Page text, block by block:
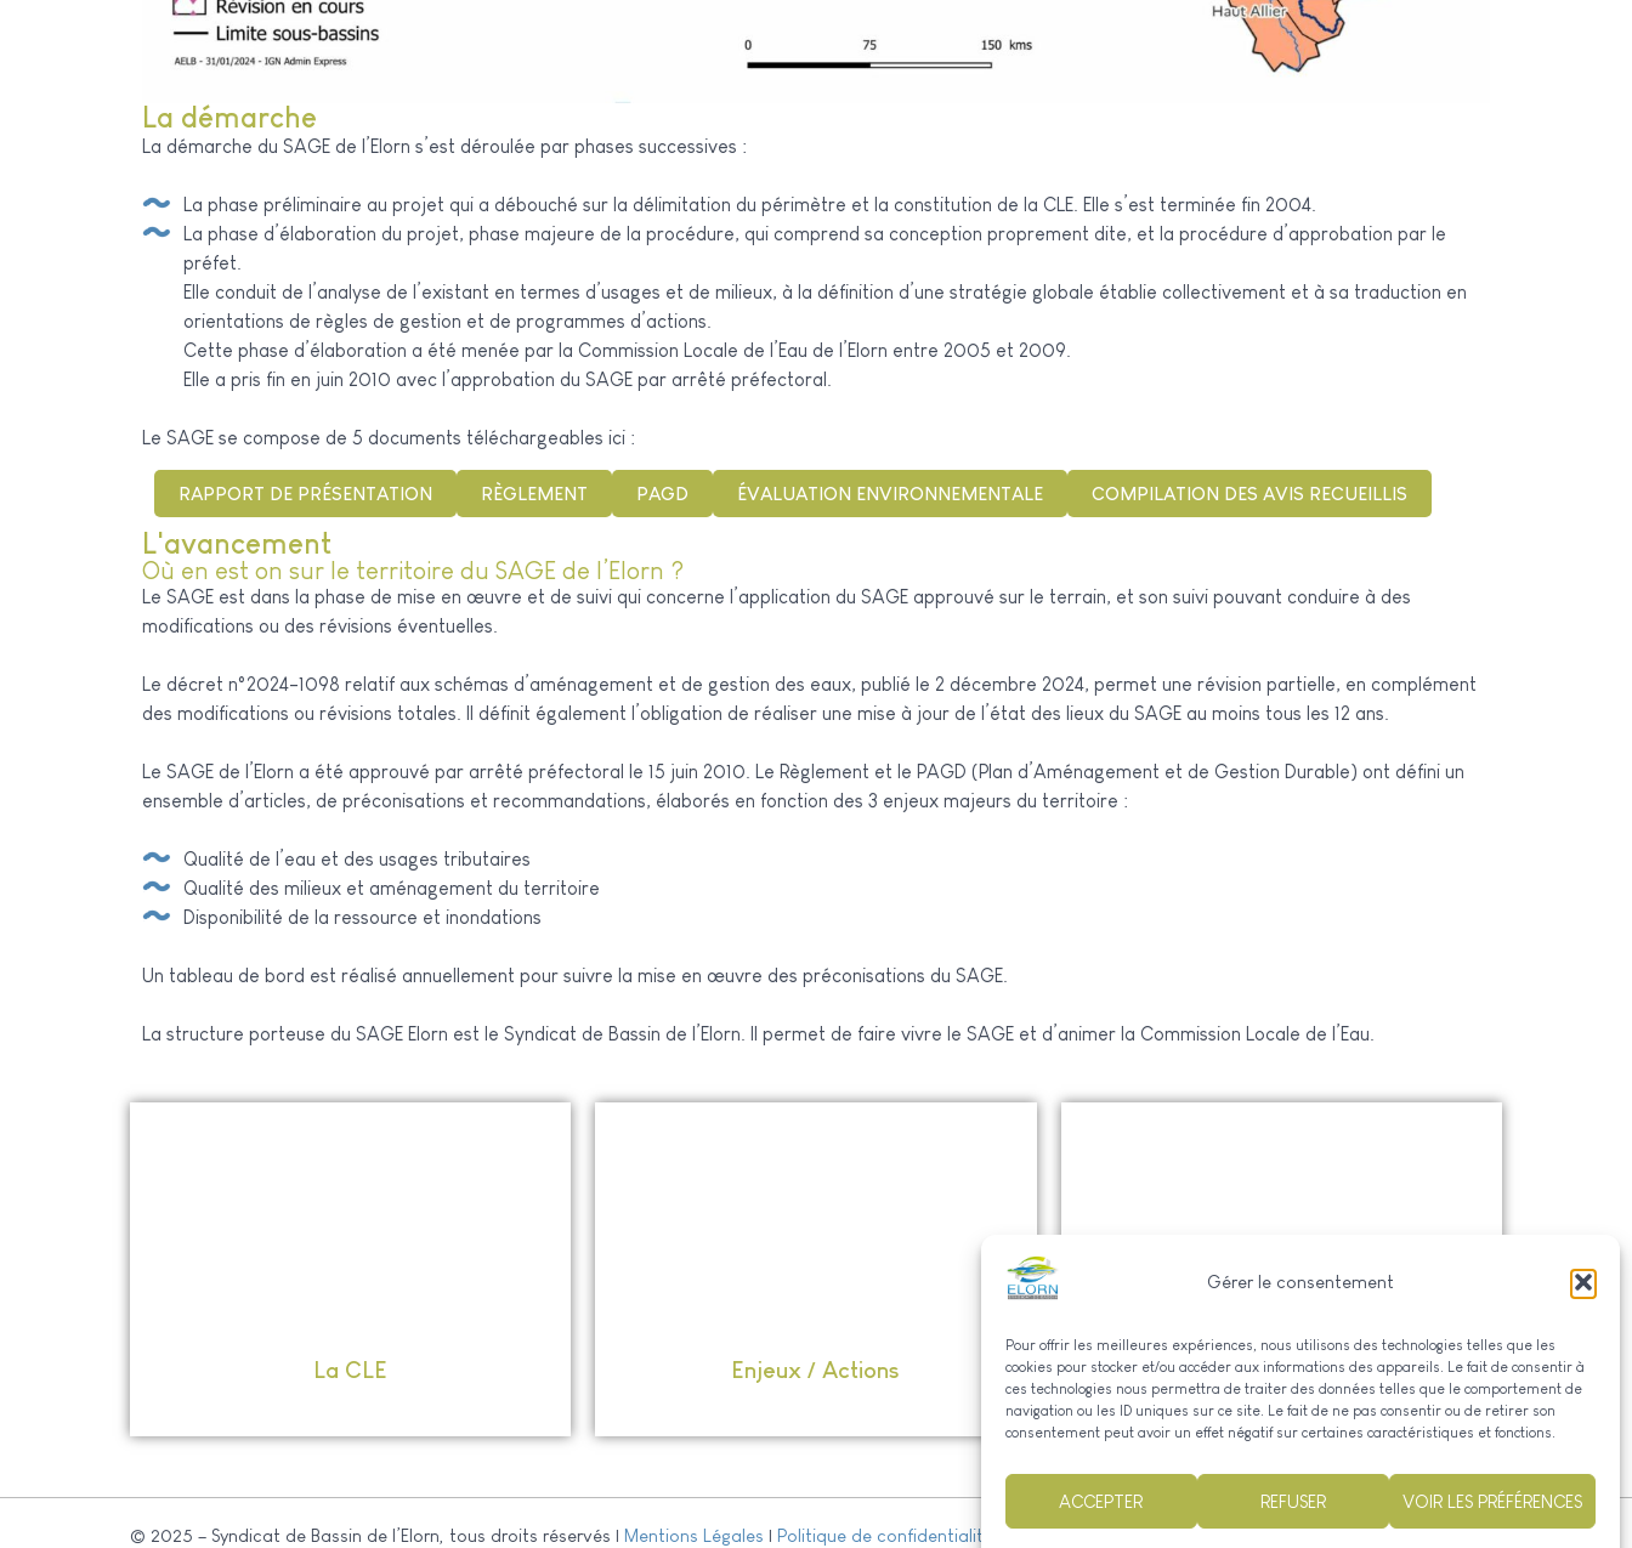
Gérer le consentement
Pour offrir les meilleures expériences, nous utilisons des technologies telles que les
cookies pour stocker et/ou accéder aux informations des appareils. Le fait de consentir à
ces technologies nous permettra de traiter des données telles que le comportement de
navigation ou les ID uniques sur ce site. Le fait de ne pas consentir ou de retirer son
consentement peut avoir un effet négatif sur certaines caractéristiques et fonctions.
ACCEPTER REFUSER VOIR LES PRÉFÉRENCES
La démarche
La démarche du SAGE de l’Elorn s’est déroulée par phases successives :
La phase préliminaire au projet qui a débouché sur la délimitation du périmètre et la constitution de la CLE. Elle s’est terminée fin 2004.
La phase d’élaboration du projet, phase majeure de la procédure, qui comprend sa conception proprement dite, et la procédure d’approbation par le
préfet.
Elle conduit de l’analyse de l’existant en termes d’usages et de milieux, à la définition d’une stratégie globale établie collectivement et à sa traduction en
orientations de règles de gestion et de programmes d’actions.
Cette phase d’élaboration a été menée par la Commission Locale de l’Eau de l’Elorn entre 2005 et 2009.
Elle a pris fin en juin 2010 avec l’approbation du SAGE par arrêté préfectoral.
Le SAGE se compose de 5 documents téléchargeables ici :
RAPPORT DE PRÉSENTATION RÈGLEMENT PAGD ÉVALUATION ENVIRONNEMENTALE COMPILATION DES AVIS RECUEILLIS
L'avancement
Où en est on sur le territoire du SAGE de l’Elorn ?
Le SAGE est dans la phase de mise en œuvre et de suivi qui concerne l’application du SAGE approuvé sur le terrain, et son suivi pouvant conduire à des
modifications ou des révisions éventuelles.
Le décret n°2024-1098 relatif aux schémas d’aménagement et de gestion des eaux, publié le 2 décembre 2024, permet une révision partielle, en complément
des modifications ou révisions totales. Il définit également l’obligation de réaliser une mise à jour de l’état des lieux du SAGE au moins tous les 12 ans.
Le SAGE de l’Elorn a été approuvé par arrêté préfectoral le 15 juin 2010. Le Règlement et le PAGD (Plan d’Aménagement et de Gestion Durable) ont défini un
ensemble d’articles, de préconisations et recommandations, élaborés en fonction des 3 enjeux majeurs du territoire :
Qualité de l’eau et des usages tributaires
Qualité des milieux et aménagement du territoire
Disponibilité de la ressource et inondations
Un tableau de bord est réalisé annuellement pour suivre la mise en œuvre des préconisations du SAGE.
La structure porteuse du SAGE Elorn est le Syndicat de Bassin de l’Elorn. Il permet de faire vivre le SAGE et d’animer la Commission Locale de l’Eau.
La CLE Enjeux / Actions Documentation
© 2025 – Syndicat de Bassin de l’Elorn, tous droits réservés | Mentions Légales | Politique de confidentialité Contact|Réalisé par Permagile